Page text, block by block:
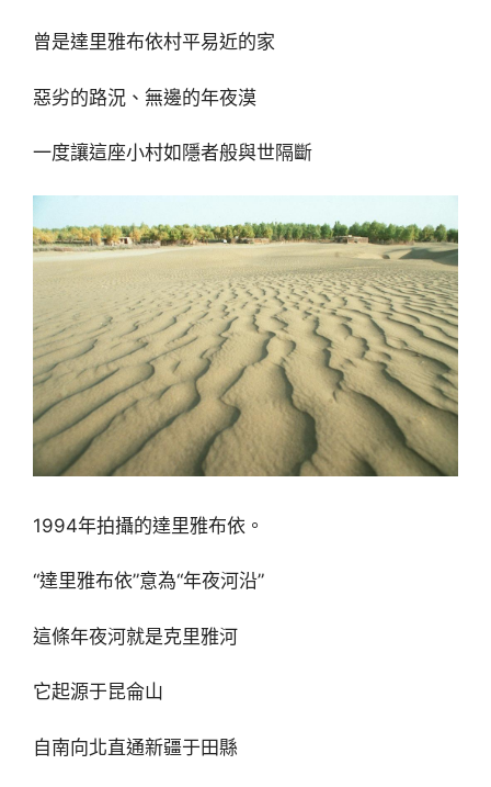
曾是達里雅布依村平易近的家
惡劣的路況、無邊的年夜漠
一度讓這座小村如隱者般與世隔斷
1994年拍攝的達里雅布依。
“達里雅布依”意為“年夜河沿”
這條年夜河就是克里雅河
它起源于昆侖山
自南向北直通新疆于田縣